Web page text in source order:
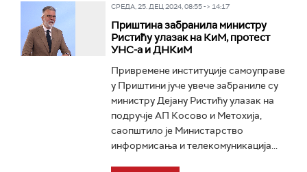
СРЕДА, 25. ДЕЦ 2024, 08:55 -> 14:17
Приштина забранила министру
Ристићу улазак на КиМ, протест
УНС-а и ДНКиМ
Привремене институције самоуправе
у Приштини јуче увече забраниле су
министру Дејану Ристићу улазак на
подручје АП Косово и Метохија,
саопштило je Министарство
информисања и телекомуникација...